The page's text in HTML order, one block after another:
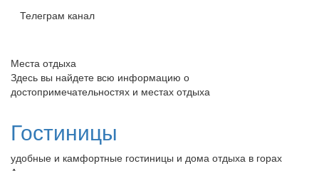
Телеграм канал
Места отдыха
Здесь вы найдете всю информацию о
достопримечательностях и местах отдыха
Гостиницы
удобные и камфортные гостиницы и дома отдыха в горах